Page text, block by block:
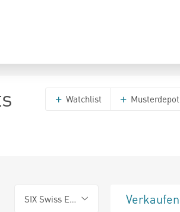
Watchlist Musterdepot
SIX Swiss Exchange Verkaufen